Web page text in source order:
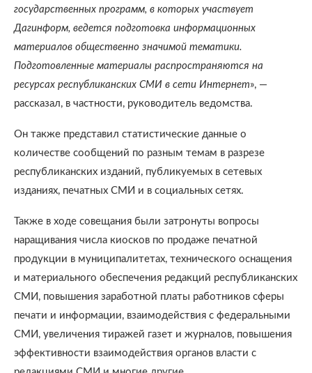
государственных программ, в которых участвует
Дагинформ, ведется подготовка информационных
материалов общественно значимой тематики.
Подготовленные материалы распространяются на
ресурсах республиканских СМИ в сети Интернет», —
рассказал, в частности, руководитель ведомства.
Он также представил статистические данные о
количестве сообщений по разным темам в разрезе
республиканских изданий, публикуемых в сетевых
изданиях, печатных СМИ и в социальных сетях.
Также в ходе совещания были затронуты вопросы
наращивания числа киосков по продаже печатной
продукции в муниципалитетах, технического оснащения
и материального обеспечения редакций республиканских
СМИ, повышения заработной платы работников сферы
печати и информации, взаимодействия с федеральными
СМИ, увеличения тиражей газет и журналов, повышения
эффективности взаимодействия органов власти с